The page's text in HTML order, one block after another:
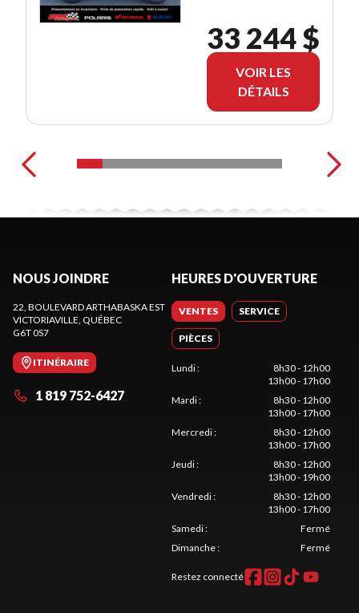
33 244 $
VOIR LES
DÉTAILS
NOUS JOINDRE
22, BOULEVARD ARTHABASKA EST
VICTORIAVILLE, QUÉBEC
G6T 0S7
ITINÉRAIRE
1 819 752-6427
HEURES D'OUVERTURE
VENTES SERVICE
PIÈCES
Lundi:
8h30 - 12h00
13h00 - 17h00
Mardi:
8h30 - 12h00
13h00 - 17h00
Mercredi:
8h30 - 12h00
13h00 - 17h00
Jeudi:
8h30 - 12h00
13h00 - 19h00
Vendredi:
8h30 - 12h00
13h00 - 17h00
Samedi:
Fermé
Dimanche: Fermé
Restez connecté